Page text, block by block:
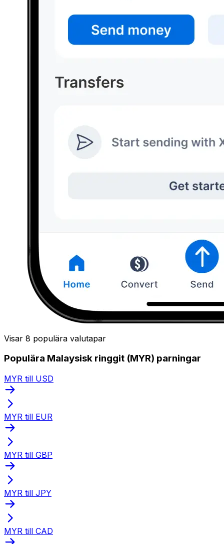
Visar 8 populära valutapar
Populära Malaysisk ringgit (MYR) parningar
MYR till USD
MYR till EUR
MYR till GBP
MYR till JPY
MYR till CAD